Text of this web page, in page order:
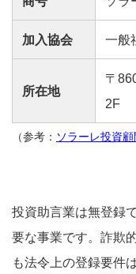
加入協会 一般
所在地
〒
2F
（参考： ソラーレ投資
投資助言業は無登録
要な事業です。詐欺
も法令上の登録要件